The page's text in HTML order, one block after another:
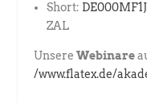
Short:
ZAL
UnsereWebinare
/www.flatex.de/